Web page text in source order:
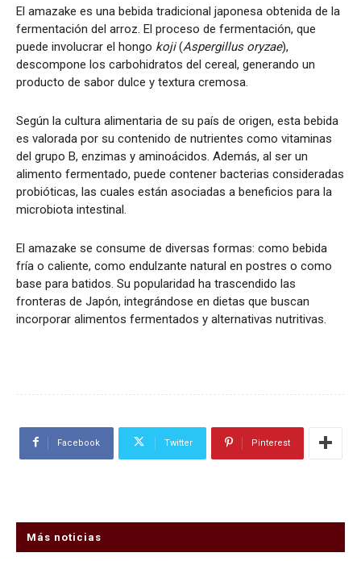
El amazake es una bebida tradicional japonesa obtenida de la
fermentación del arroz. El proceso de fermentación, que
puede involucrar el hongo koji(Aspergillus oryzae),
descompone los carbohidratos del cereal, generando un
producto de sabor dulce y textura cremosa.
Según la cultura alimentaria de su país de origen, esta bebida
es valorada por su contenido de nutrientes como vitaminas
del grupo B, enzimas y aminoácidos. Además, al ser un
alimento fermentado, puede contener bacterias consideradas
probióticas, las cuales están asociadas a beneficios para la
microbiota intestinal.
El amazake se consume de diversas formas: como bebida
fría o caliente, como endulzante natural en postres o como
base para batidos. Su popularidad ha trascendido las
fronteras de Japón, integrándose en dietas que buscan
incorporar alimentos fermentados y alternativas nutritivas.
Facebook Twitter Pinterest
Más noticias